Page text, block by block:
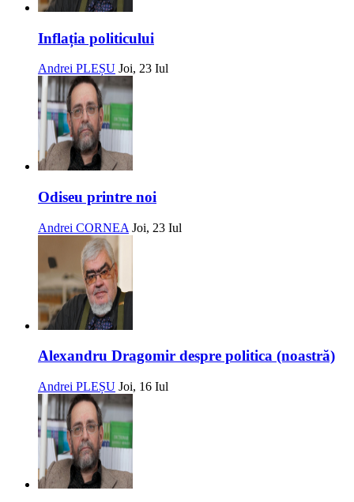
Inflația politicului
Andrei PLEȘU Joi, 23 Iul
Odiseu printre noi
Andrei CORNEA Joi, 23 Iul
Alexandru Dragomir despre politica (noastră)
Andrei PLEȘU Joi, 16 Iul